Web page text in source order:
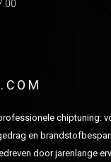
chiptuning:
en
door jarenlange